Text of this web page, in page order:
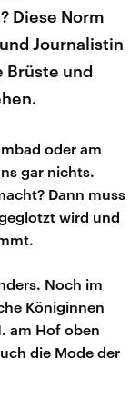
Diese Norm
Journalistin
Brüste und
oder am
gar nichts.
Dann muss
wird und
Noch im
Königinnen
am Hof oben
die Mode der